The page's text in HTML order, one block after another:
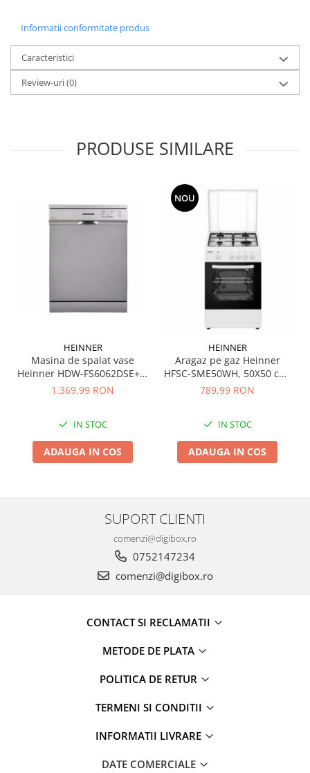
Informatii conformitate produs
Caracteristici
Review-uri(0)
PRODUSE SIMILARE
HEINNER
Masina de spalat vase
Heinner HDW-FS6062DSE++,
12 seturi, 6 programe, Clasa
1.369,99 RON
IN STOC
ADAUGA IN COS
NOU
HEINNER
Aragaz pe gaz Heinner
HFSC-SME50WH, 50X50 cm,
4 arzatoare, suport email,
usa cuptor cu geam dublu,
duze GPL incluse, culoare
ALB
789,99 RON
IN STOC
ADAUGA IN COS
SUPORT CLIENTI
comenzi@digibox.ro
0752147234
comenzi@digibox.ro
CONTACT SI RECLAMATII
METODE DE PLATA
POLITICA DE RETUR
TERMENI SI CONDITII
INFORMATII LIVRARE
DATE COMERCIALE